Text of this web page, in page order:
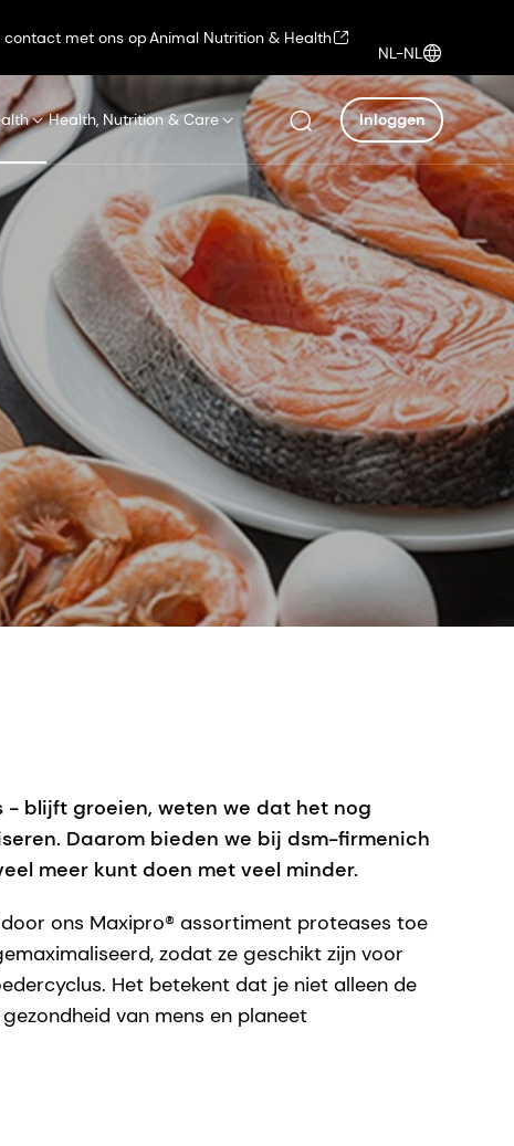
contact met ons opAnimal Nutrition & Health
NL-NL
Health, Nutrition & Care Inloggen
blijft groeien, weten we dat het nog
Daarom bieden we bij dsm-firmenich
meer kunt doen met veel minder.
ons Maxipro® assortiment proteases toe
zodat ze geschikt zijn voor
Het betekent dat je niet alleen de
van mens en planeet